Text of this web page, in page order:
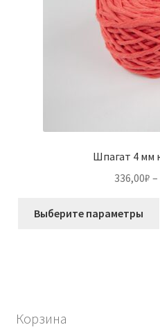
Шпагат 4 мм
336,00₽ –
Выберите параметры
Корзина